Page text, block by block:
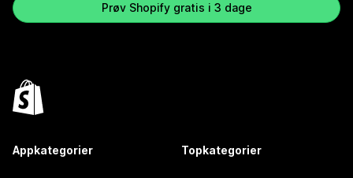
Prøv Shopify gratis i 3 dage
Appkategorier Topkategorier